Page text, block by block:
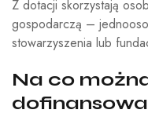
Z dotacji skorzystają
gospodarczą –
stowarzyszenia lub
Na co